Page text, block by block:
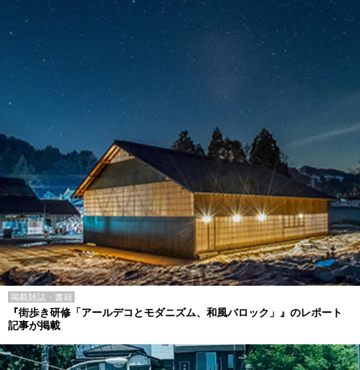
掲載雑誌・書籍
『街歩き研修「アールデコとモダニズム、和風バロック」』のレポート
記事が掲載